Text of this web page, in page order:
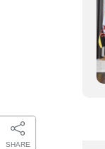
SHARE